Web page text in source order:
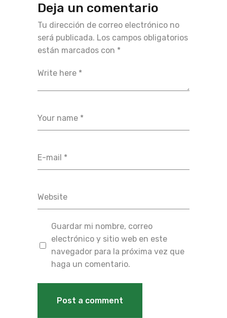
Deja un comentario
Tu dirección de correo electrónico no
será publicada. Los campos obligatorios
están marcados con *
Guardar mi nombre, correo
electrónico y sitio web en este
navegador para la próxima vez que
haga un comentario.